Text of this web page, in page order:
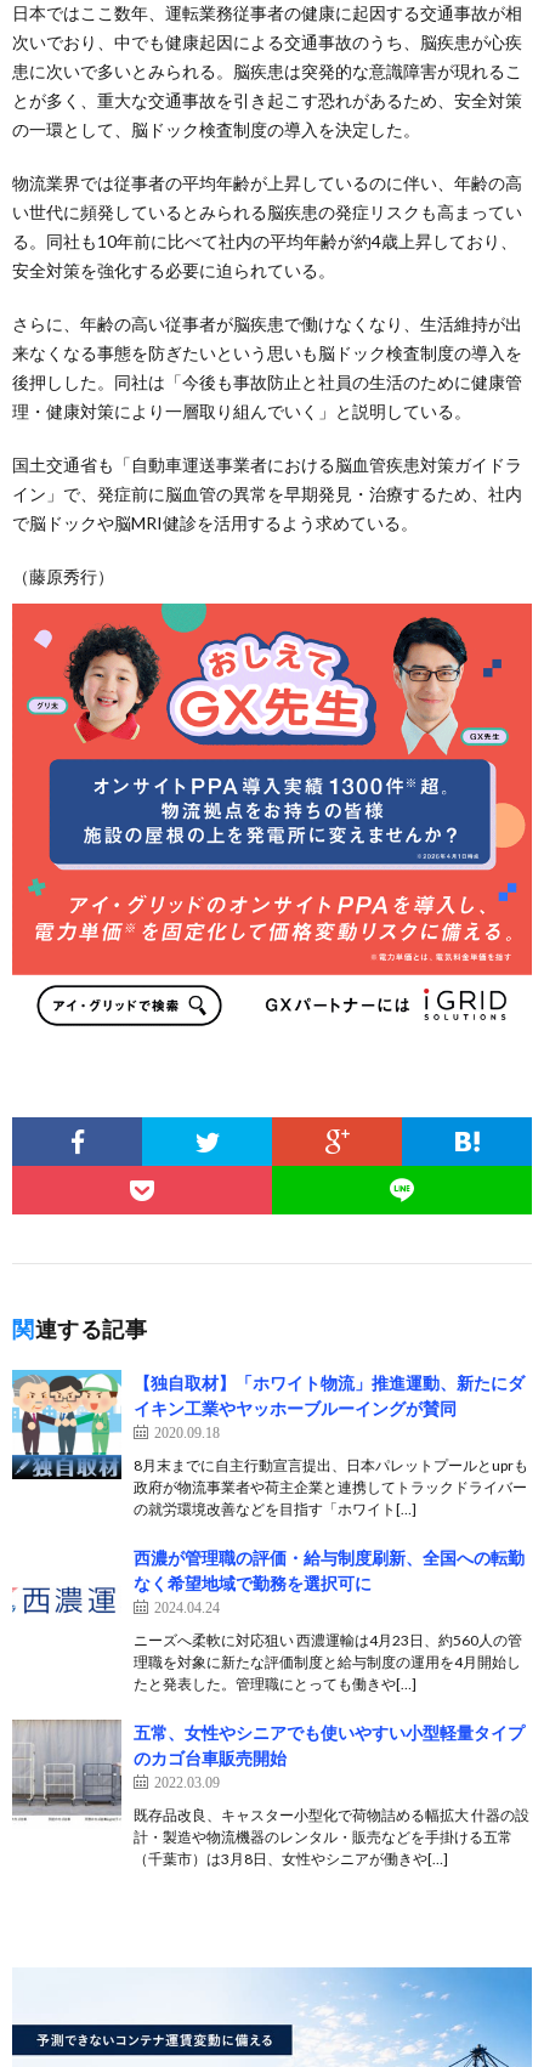
日本ではここ数年、運転業務従事者の健康に起因する交通事故が相
次いでおり、中でも健康起因による交通事故のうち、脳疾患が心疾
患に次いで多いとみられる。脳疾患は突発的な意識障害が現れるこ
とが多く、重大な交通事故を引き起こす恐れがあるため、安全対策
の一環として、脳ドック検査制度の導入を決定した。
物流業界では従事者の平均年齢が上昇しているのに伴い、年齢の高
い世代に頻発しているとみられる脳疾患の発症リスクも高まってい
る。同社も10年前に比べて社内の平均年齢が約4歳上昇しており、
安全対策を強化する必要に迫られている。
さらに、年齢の高い従事者が脳疾患で働けなくなり、生活維持が出
来なくなる事態を防ぎたいという思いも脳ドック検査制度の導入を
後押しした。同社は「今後も事故防止と社員の生活のために健康管
理・健康対策により一層取り組んでいく」と説明している。
国土交通省も「自動車運送事業者における脳血管疾患対策ガイドラ
イン」で、発症前に脳血管の異常を早期発見・治療するため、社内
で脳ドックや脳MRI健診を活用するよう求めている。
（藤原秀行）
関連する記事
【独自取材】「ホワイト物流」推進運動、新たにダ
イキン工業やヤッホーブルーイングが賛同
2020.09.18
8月末までに自主行動宣言提出、日本パレットプールとuprも
政府が物流事業者や荷主企業と連携してトラックドライバー
の就労環境改善などを目指す「ホワイト[…]
西濃が管理職の評価・給与制度刷新、全国への転勤
なく希望地域で勤務を選択可に
2024.04.24
ニーズへ柔軟に対応狙い 西濃運輸は4月23日、約560人の管
理職を対象に新たな評価制度と給与制度の運用を4月開始し
たと発表した。管理職にとっても働きや[…]
五常、女性やシニアでも使いやすい小型軽量タイプ
のカゴ台車販売開始
2022.03.09
既存品改良、キャスター小型化で荷物詰める幅拡大 什器の設
計・製造や物流機器のレンタル・販売などを手掛ける五常
（千葉市）は3月8日、女性やシニアが働きや[…]